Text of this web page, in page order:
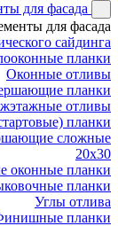
для фасада
для фасада
сайдинга
планки
Оконные отливы
планки
отливы
планки
сложные
20x30
оконные планки
планки
Углы отлива
планки